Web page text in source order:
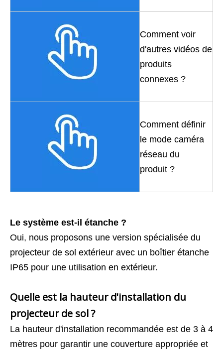
Comment voir
d'autres vidéos de
produits
connexes ?
Comment définir
le mode caméra
réseau du
produit ?
Le système est-il étanche ?
Oui, nous proposons une version spécialisée du
projecteur de sol extérieur avec un boîtier étanche
IP65 pour une utilisation en extérieur.
Quelle est la hauteur d'installation du
projecteur de sol ?
La hauteur d'installation recommandée est de 3 à 4
mètres pour garantir une couverture appropriée et